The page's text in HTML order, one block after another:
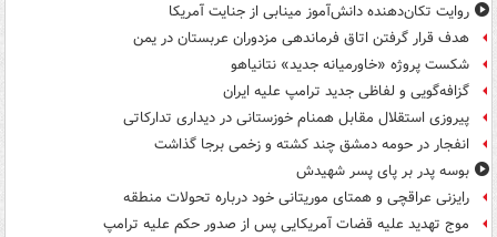
روایت تکان‌دهنده دانش‌آموز مینابی از جنایت آمریکا
هدف قرار گرفتن اتاق‌ فرماندهی مزدوران عربستان در یمن
شکست پروژه «خاورمیانه جدید» نتانیاهو
گزافه‌گویی و لفاظی جدید ترامپ علیه ایران
پیروزی استقلال مقابل همنام خوزستانی در دیداری تدارکاتی
انفجار در حومه دمشق چند کشته و زخمی برجا گذاشت
بوسه‌ پدر بر پای پسر شهیدش
رایزنی عراقچی و همتای موریتانی خود درباره تحولات منطقه
موج تهدید علیه قضات آمریکایی پس از صدور حکم علیه ترامپ